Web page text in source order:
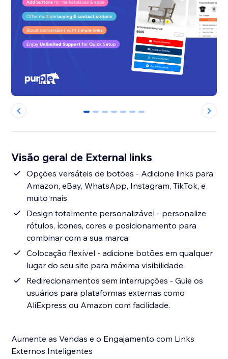
0 1 2 3 4 5 6
Visão geral de External links
Opções versáteis de botões - Adicione links para
Amazon, eBay, WhatsApp, Instagram, TikTok, e
muito mais
Design totalmente personalizável - personalize
rótulos, ícones, cores e posicionamento para
combinar com a sua marca.
Colocação flexível - adicione botões em qualquer
lugar do seu site para máxima visibilidade.
Redirecionamentos sem interrupções - Guie os
usuários para plataformas externas como
AliExpress ou Amazon com facilidade.
Aumente as Vendas e o Engajamento com Links
Externos Inteligentes